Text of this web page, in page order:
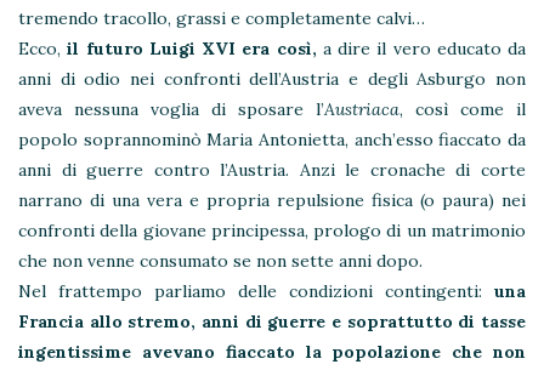
tremendo tracollo, grassi e completamente calvi…
Ecco,il futuro Luigi XVI era così, a dire il vero educato da
anni di odio nei confronti dell’Austria e degli Asburgo non
aveva nessuna voglia di sposare l’Austriaca, così come il
popolo soprannominò Maria Antonietta, anch’esso fiaccato da
anni di guerre contro l’Austria. Anzi le cronache di corte
narrano di una vera e propria repulsione fisica (o paura) nei
confronti della giovane principessa, prologo di un matrimonio
che non venne consumato se non sette anni dopo.
Nel frattempo parliamo delle condizioni contingenti: una
Francia allo stremo, anni di guerre e soprattutto di tasse
ingentissime avevano fiaccato la popolazione che non